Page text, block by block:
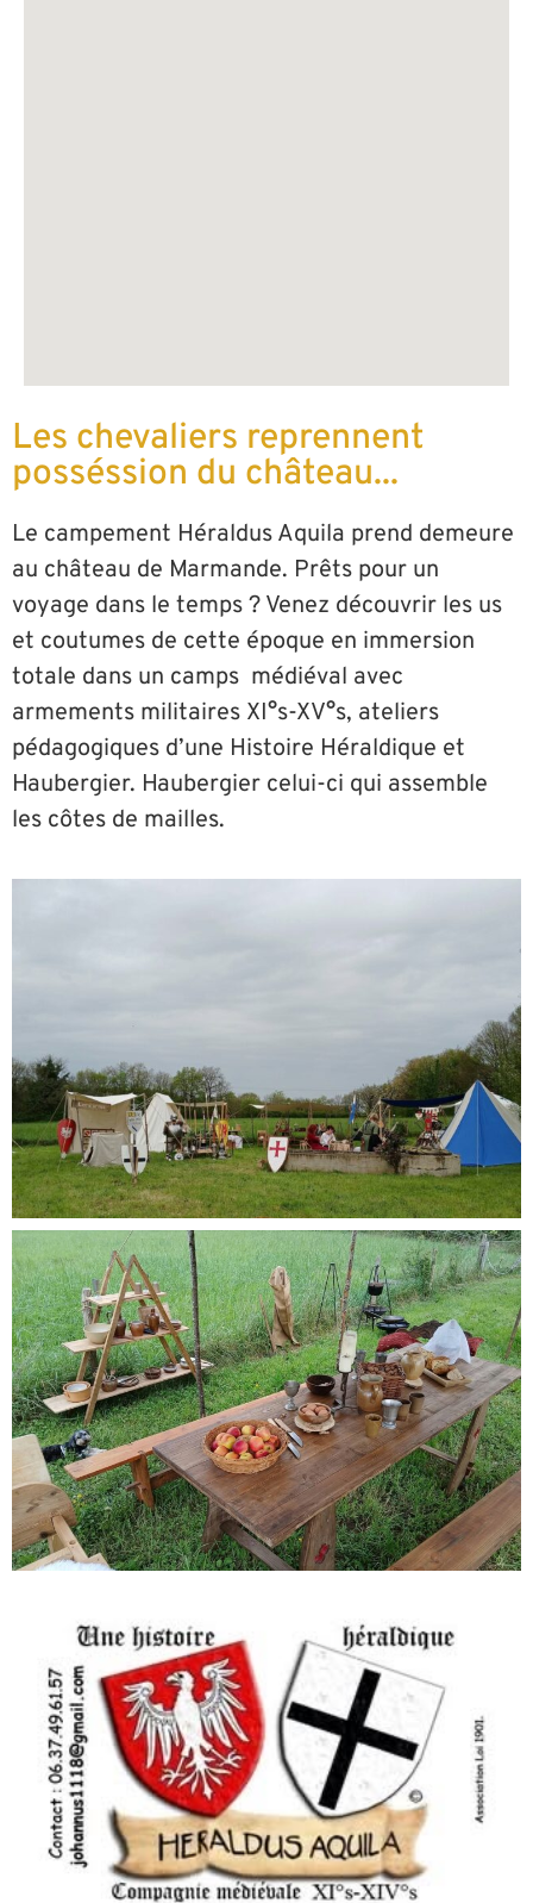
Les chevaliers reprennent
posséssion du château...
Le campement Héraldus Aquila prend demeure
au château de Marmande. Prêts pour un
voyage dans le temps ? Venez découvrir les us
et coutumes de cette époque en immersion
totale dans un camps médiéval avec
armements militaires XI°s-XV°s, ateliers
pédagogiques d’une Histoire Héraldique et
Haubergier. Haubergier celui-ci qui assemble
les côtes de mailles.